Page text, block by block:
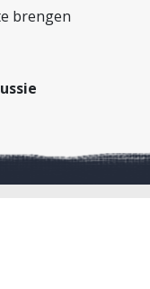
brengen